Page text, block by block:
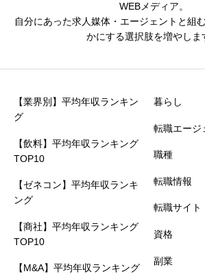
WEBメディア。
自分にあった求人媒体・エージェントと組
かにする選択肢を増やしま
【業界別】平均年収ランキン
グ
【飲料】平均年収ランキング
TOP10
【ゼネコン】平均年収ランキ
ング
【商社】平均年収ランキング
TOP10
【M&A】平均年収ランキング
暮らし
転職エージ
職種
転職情報
転職サイト
資格
副業